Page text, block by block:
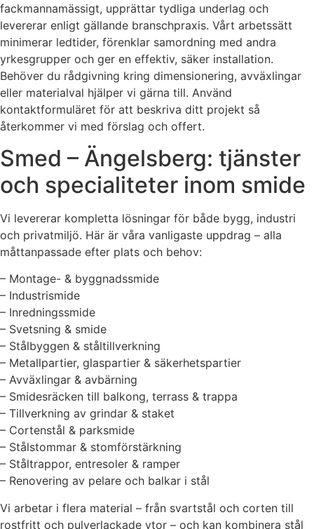
fackmannamässigt, upprättar tydliga underlag och
levererar enligt gällande branschpraxis. Vårt arbetssätt
minimerar ledtider, förenklar samordning med andra
yrkesgrupper och ger en effektiv, säker installation.
Behöver du rådgivning kring dimensionering, avväxlingar
eller materialval hjälper vi gärna till. Använd
kontaktformuläret för att beskriva ditt projekt så
återkommer vi med förslag och offert.
Smed – Ängelsberg: tjänster
och specialiteter inom smide
Vi levererar kompletta lösningar för både bygg, industri
och privatmiljö. Här är våra vanligaste uppdrag – alla
måttanpassade efter plats och behov:
– Montage- & byggnadssmide
– Industrismide
– Inredningssmide
– Svetsning & smide
– Stålbyggen & ståltillverkning
– Metallpartier, glaspartier & säkerhetspartier
– Avväxlingar & avbärning
– Smidesräcken till balkong, terrass & trappa
– Tillverkning av grindar & staket
– Cortenstål & parksmide
– Stålstommar & stomförstärkning
– Ståltrappor, entresoler & ramper
– Renovering av pelare och balkar i stål
Vi arbetar i flera material – från svartstål och corten till
rostfritt och pulverlackade ytor – och kan kombinera stål